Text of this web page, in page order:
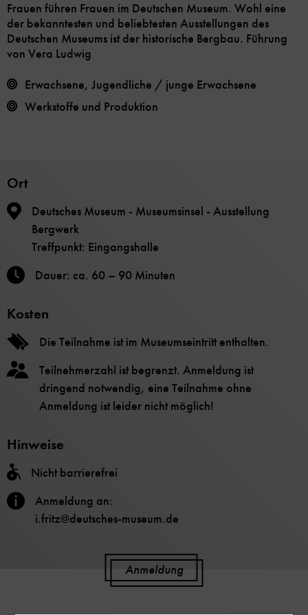
Frauen führen Frauen im Deutschen Museum. Wohl eine
der bekanntesten und beliebtesten Ausstellungen des
Deutschen Museums ist der historische Bergbau. Führung
von Vera Ludwig
Erwachsene, Jugendliche / junge Erwachsene
Werkstoffe und Produktion
Ort
Deutsches Museum - Museumsinsel - Ausstellung
Bergwerk
Treffpunkt: Eingangshalle
Dauer: ca. 60 – 90 Minuten
Kosten
Die Teilnahme ist im Museumseintritt enthalten.
Teilnehmerzahl ist begrenzt. Anmeldung ist
dringend notwendig, eine Teilnahme ohne
Anmeldung ist leider nicht möglich!
Hinweise
Nicht barrierefrei
Anmeldung an:
i.fritz@deutsches-museum.de
Anmeldung